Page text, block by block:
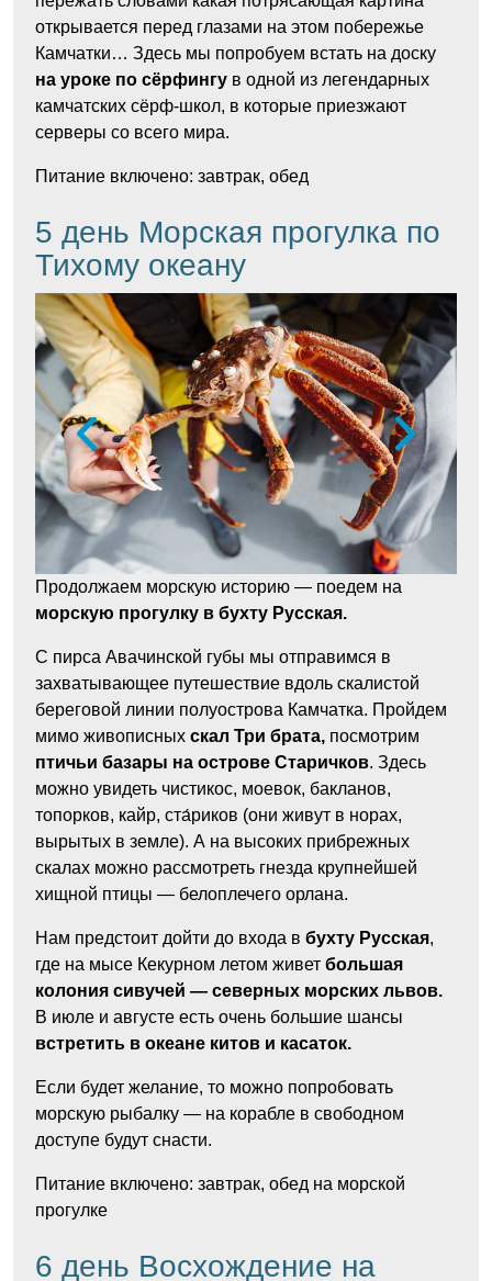
открывается перед глазами на этом побережье
Камчатки… Здесь мы попробуем встать на доску
на уроке по сёрфингу в одной из легендарных
камчатских сёрф-школ, в которые приезжают
серверы со всего мира.
Питание включено: завтрак, обед
5 день Морская прогулка по
Тихому океану
Продолжаем морскую историю — поедем на
морскую прогулку в бухту Русская.
С пирса Авачинской губы мы отправимся в
захватывающее путешествие вдоль скалистой
береговой линии полуострова Камчатка. Пройдем
мимо живописных скал Три брата, посмотрим
птичьи базары на острове Старичков. Здесь
можно увидеть чистикос, моевок, бакланов,
топорков, кайр, ста́риков (они живут в норах,
вырытых в земле). А на высоких прибрежных
скалах можно рассмотреть гнезда крупнейшей
хищной птицы — белоплечего орлана.
Нам предстоит дойти до входа в бухту Русская,
где на мысе Кекурном летом живет большая
колония сивучей — северных морских львов.
В июле и августе есть очень большие шансы
встретить в океане китов и касаток.
Если будет желание, то можно попробовать
морскую рыбалку — на корабле в свободном
доступе будут снасти.
Питание включено: завтрак, обед на морской
прогулке
6 день Восхождение на